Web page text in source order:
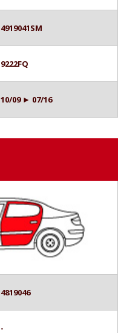
4919041SM
9222FQ
10/09 ► 07/16
4819046
-